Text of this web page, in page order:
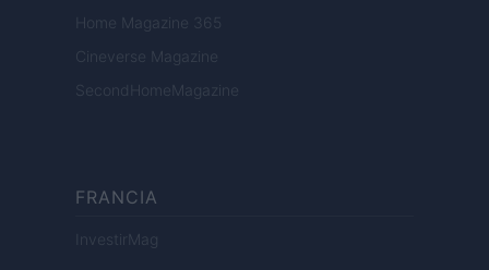
Home Magazine 365
Cineverse Magazine
SecondHomeMagazine
FRANCIA
InvestirMag